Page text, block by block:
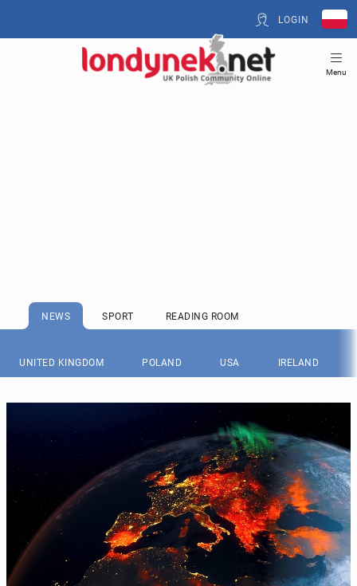
LOGIN
Menu
NEWS SPORT READING ROOM
UNITED KINGDOM POLAND USA IRELAND